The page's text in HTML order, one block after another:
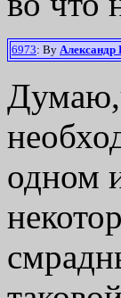
6973: By Александр
одном